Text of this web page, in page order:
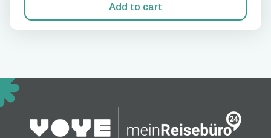
Add to cart